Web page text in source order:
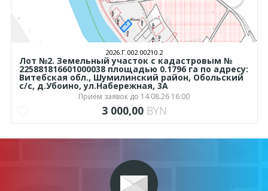
2026.Г.002.00210.2
Лот №2. Земельный участок с кадастровым №
225881816601000038 площадью 0.1796 га по адресу:
Витебская обл., Шумилинский район, Обольский
с/с, д.Убоино, ул.Набережная, 3А
Приём заявок до 14.08.26 16:00
3 000,00 BYN